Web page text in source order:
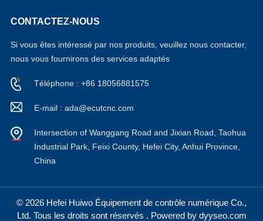
CONTACTEZ-NOUS
Si vous êtes intéressé par nos produits, veuillez nous contacter,
nous vous fournirons des services adaptés
Téléphone : +86 18056881575
E-mail : ada@ecutcnc.com
Intersection of Wanggang Road and Jixian Road, Taohua
Industrial Park, Feixi County, Hefei City, Anhui Province,
China
© 2026 Hefei Huiwo Équipement de contrôle numérique Co.,
Ltd. Tous les droits sont réservés . Powered by dyyseo.com